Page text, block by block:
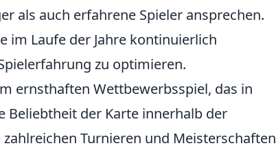
als auch erfahrene Spieler ansprechen.
im Laufe der Jahre kontinuierlich
zu optimieren.
ernsthaften Wettbewerbsspiel, das in
Beliebtheit der Karte innerhalb der
Turnieren und Meisterschaften